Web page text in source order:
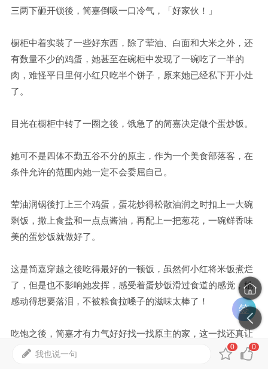
签
三两下砸开锁後，简嘉倒吸一口冷气，「好家伙！」
橱柜中着实装了一些好东西，除了荤油、白面和大米之外，还
有数量不少的鸡蛋，她甚至在碗柜中发现了一碗吃了一半的
肉，难怪平日里何小红只吃半个饼子，原来她已经私下开小灶
了。
目光在橱柜中转了一圈之後，饿急了的简嘉决定做个蛋炒饭。
她可不是四体不勤五谷不分的原主，作为一个美食部落客，在
条件允许的范围内她一定不会委屈自己。
荤油润锅後打上三个鸡蛋，蛋花炒得松散油润之时扣上一大碗
剩饭，撒上食盐和一点点酱油，再配上一把葱花，一碗鲜香味
美的蛋炒饭就做好了。
这是简嘉穿越之後吃得最好的一顿饭，虽然何小红将米饭煮烂
了，但是也不影响她发挥，感受着蛋炒饭滑过食道的感觉，她
感动得想要落泪，不被粮食拉嗓子的滋味太棒了！
吃饱之後，简嘉才有力气好好找一找原主的家，这一找还真让
她找到了不少好东西，比如现在，她就在简小强的房间里找到0
0
我也说一句